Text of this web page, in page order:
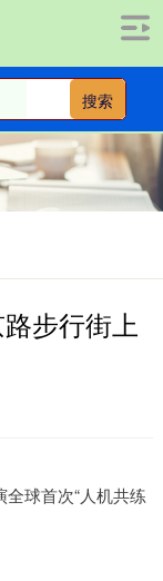
搜索
步行街上